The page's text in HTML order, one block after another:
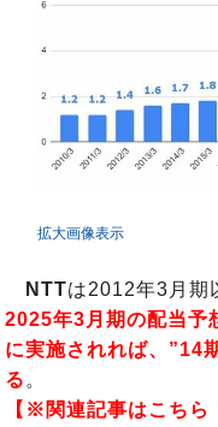
拡大画像表示
NTTは2012年3月期
2025年3月期の配当予
に実施されれば、”14
る 。
【※関連記事はこちら